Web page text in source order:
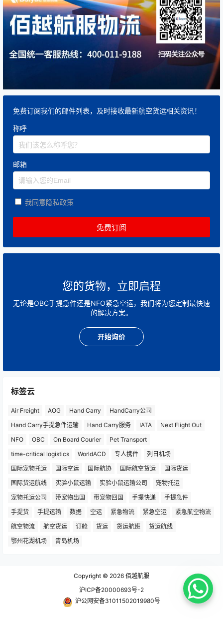
免费订阅我们的邮件列表，及时接收最新航空货运相关资讯！
称呼
邮箱
我同意隐私政策
您的货物，立即启程
无论是OBC手提急件还是NFO紧急空运，我们将为您定制最快速
的解决方案。
开始询价
标签云
Air Freight AOG Hand Carry
HandCarry公司
Hand Carry手提急件运输
Hand Carry服务 IATA
Next Flight Out
NFO
OBC On Board Courier
Pet Transport
time-critical logistics
WorldACD 专人携件
列日机场
国际宠物托运
国际空运 国际航协 国际航空货运
国际货运
国际货运航线
实验小鼠运输 实验小鼠运输公司
宠物托运
宠物托运公司
带宠物出国 带宠物回国 手提快递
手提急件
手提货
手提运输 数据 空运 紧急物流 紧急空运
紧急航空物流
航空物流
航空货运 订舱 货运 货运航班
货运航线
鄂州花湖机场
青岛机场
Copyright © 2026 佰越航服
沪ICP备20000693号-2
沪公网安备31011502019980号